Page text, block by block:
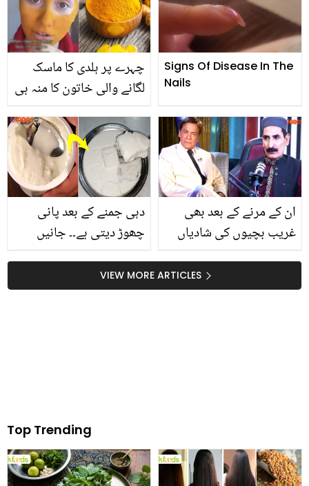
طور پر ڈاکٹر سے رجوع
کریں
چہرے پر ہلدی کا ماسک
لگانے والی خاتون کا منہ ہی
ساتھ بھی ایسا ہوتا ہے تو
جانیئے کہ ہلدی کا ماسک
لگانے کا صحیح طریقہ کیا
ہے؟
Signs Of Disease In The
Nails
دہی جمنے کے بعد پانی
چھوڑ دیتی ہے۔۔ جانیں
دہی بنانے کیلیئے اس میں
کیا ایک چیز ڈالنی چاہیئے،
ان کے مرنے کے بعد بھی
غریب بچیوں کی شادیاں
افتخار ٹھاکر نے مرحوم
قوی خان کی زندگی کا سب
VIEW MORE ARTICLES
Top Trending